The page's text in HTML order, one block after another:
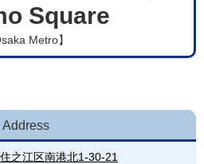
Square
Metro】
Address
之江区南港北1-30-21